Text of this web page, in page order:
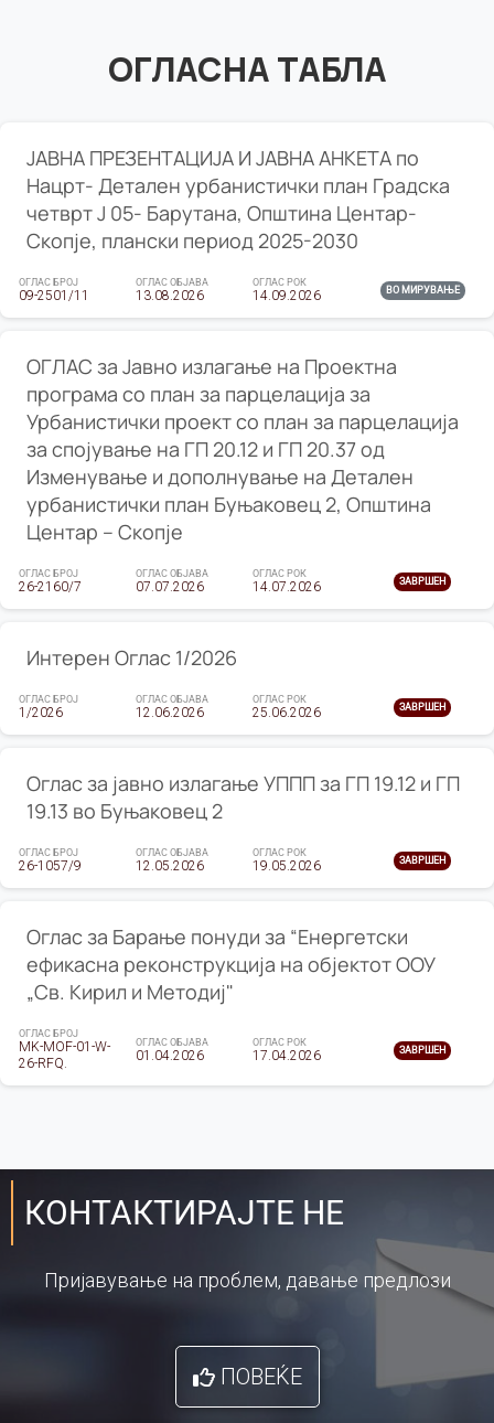
ОГЛАСНА ТАБЛА
ЈАВНА ПРЕЗЕНТАЦИЈА И ЈАВНА АНКЕТА по
Нацрт- Детален урбанистички план Градска
четврт Ј 05- Барутана, Општина Центар-
Скопје, плански период 2025-2030
ОГЛАС БРОЈ
09-2501/11
ОГЛАС ОБЈАВА
13.08.2026
ОГЛАС РОК
14.09.2026 ВО МИРУВАЊЕ
ОГЛАС за Јавно излагање на Проектна
програма со план за парцелација за
Урбанистички проект со план за парцелација
за спојување на ГП 20.12 и ГП 20.37 од
Изменување и дополнување на Детален
урбанистички план Буњаковец 2, Општина
Центар – Скопје
ОГЛАС БРОЈ
26-2160/7
ОГЛАС ОБЈАВА
07.07.2026
ОГЛАС РОК
14.07.2026 ЗАВРШЕН
Интерен Оглас 1/2026
ОГЛАС БРОЈ
1/2026
ОГЛАС ОБЈАВА
12.06.2026
ОГЛАС РОК
25.06.2026 ЗАВРШЕН
Оглас за јавно излагање УППП за ГП 19.12 и ГП
19.13 во Буњаковец 2
ОГЛАС БРОЈ
26-1057/9
ОГЛАС ОБЈАВА
12.05.2026
ОГЛАС РОК
19.05.2026 ЗАВРШЕН
Оглас за Барање понуди за “Енергетски
ефикасна реконструкција на објектот ООУ
„Св. Кирил и Методиј"
ОГЛАС БРОЈ
MK-MOF-01-W-
26-RFQ.
ОГЛАС ОБЈАВА
01.04.2026
ОГЛАС РОК
17.04.2026 ЗАВРШЕН
КОНТАКТИРАЈТЕ НЕ
Пријавување на проблем, давање предлози
ПОВЕЌЕ